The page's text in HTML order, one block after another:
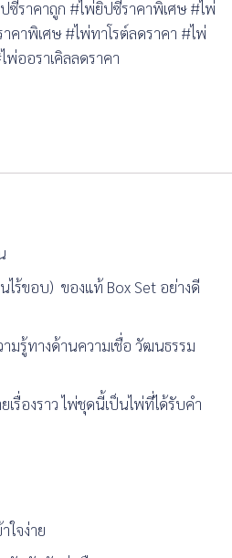
ซีราคาถูก #ไพ่ยิปซีราคาพิเศษ #ไพ่
คาพิเศษ #ไพ่ทาโรต์ลดราคา #ไพ่
พ่ออราเคิลลดราคา
ไร้ขอบ) ของแท้ Box Set อย่างดี
มรู้ทางด้านความเชื่อ วัฒนธรรม
รื่องราว ไพ่ชุดนี้เป็นไพ่ที่ได้รับคำ
ใจง่าย